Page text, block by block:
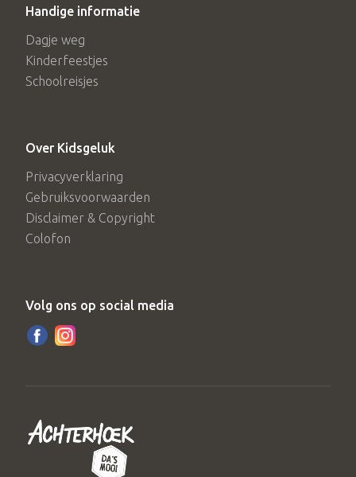
Handige informatie
Dagje weg
Kinderfeestjes
Schoolreisjes
Over Kidsgeluk
Privacyverklaring
Gebruiksvoorwaarden
Disclaimer & Copyright
Colofon
Volg ons op social media